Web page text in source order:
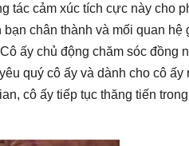
tác cảm xúc tích cực này cho
chân thành và mối quan hệ
ấy chủ động chăm sóc đồng
quý cô ấy và dành cho cô
cô ấy tiếp tục thăng tiến